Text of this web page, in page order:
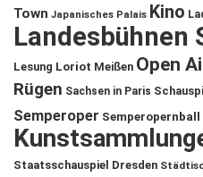
Town Japanisches Palais Kino
Landesbühnen
Lesung Loriot Meißen Open
Rügen Sachsen in Paris
Semperoper Semperopernball
Staatsschauspiel Dresden